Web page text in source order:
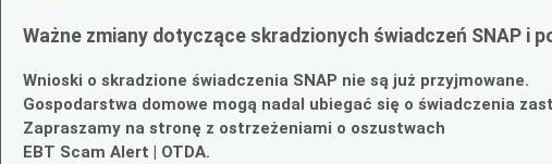
Ważne zmiany dotyczące skradzionych świadczeń SNAP i
Wnioski o skradzione świadczenia SNAP nie są już przyjmowane.
Gospodarstwa domowe mogą nadal ubiegać się o świadczenia
Zapraszamy na stronę z ostrzeżeniami o oszustwach
EBT Scam Alert | OTDA.